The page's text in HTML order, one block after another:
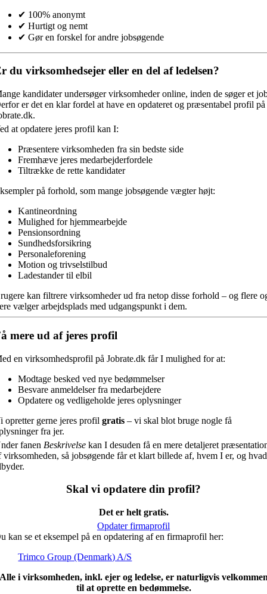
✔ 100% anonymt
✔ Hurtigt og nemt
✔ Gør en forskel for andre jobsøgende
du virksomhedsejer eller en del af ledelsen?
kandidater undersøger virksomheder online, inden de søger et
er det en klar fordel at have en opdateret og præsentabel profil på
at opdatere jeres profil kan I:
Præsentere virksomheden fra sin bedste side
Fremhæve jeres medarbejderfordele
Tiltrække de rette kandidater
på forhold, som mange jobsøgende vægter højt:
Kantineordning
Mulighed for hjemmearbejde
Pensionsordning
Sundhedsforsikring
Personaleforening
Motion og trivselstilbud
Ladestander til elbil
kan filtrere virksomheder ud fra netop disse forhold – og flere
vælger arbejdsplads med udgangspunkt i dem.
mere ud af jeres profil
en virksomhedsprofil på Jobrate.dk får I mulighed for at:
Modtage besked ved nye bedømmelser
Besvare anmeldelser fra medarbejdere
Opdatere og vedligeholde jeres oplysninger
opretter gerne jeres profilgratis – vi skal blot bruge nogle få
fra jer.
fanen Beskrivelse kan I desuden få en mere detaljeret
virksomheden, så jobsøgende får et klart billede af, hvem I er, og
Skal vi opdatere din profil?
Det er helt gratis.
Opdater firmaprofil
kan se et eksempel på en opdatering af en firmaprofil her:
Trimco Group (Denmark) A/S
i virksomheden, inkl. ejer og ledelse, er naturligvis
til at oprette en bedømmelse.